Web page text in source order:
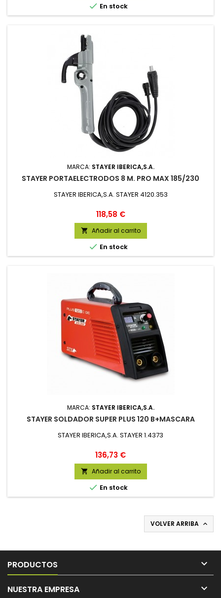
 En stock
MARCA: STAYER IBERICA,S.A.
STAYER PORTAELECTRODOS 8 M. PRO MAX 185/230
STAYER IBERICA,S.A. STAYER 4120.353
Precio
118,58 €
 Añadir al carrito
 En stock
MARCA: STAYER IBERICA,S.A.
STAYER SOLDADOR SUPER PLUS 120 B+MASCARA
STAYER IBERICA,S.A. STAYER 1.4373
Precio
136,73 €
 Añadir al carrito
 En stock
VOLVER ARRIBA 
PRODUCTOS 
NUESTRA EMPRESA 